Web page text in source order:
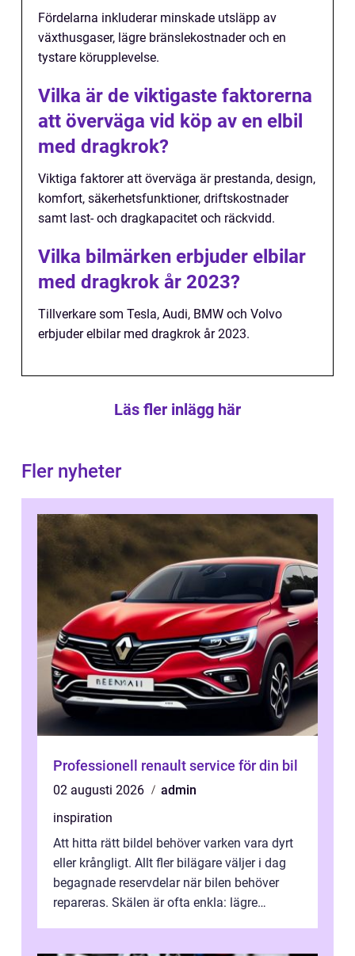
Fördelarna inkluderar minskade utsläpp av
växthusgaser, lägre bränslekostnader och en
tystare körupplevelse.
Vilka är de viktigaste faktorerna
att överväga vid köp av en elbil
med dragkrok?
Viktiga faktorer att överväga är prestanda, design,
komfort, säkerhetsfunktioner, driftskostnader
samt last- och dragkapacitet och räckvidd.
Vilka bilmärken erbjuder elbilar
med dragkrok år 2023?
Tillverkare som Tesla, Audi, BMW och Volvo
erbjuder elbilar med dragkrok år 2023.
Läs fler inlägg här
Fler nyheter
Professionell renault service för din bil
02 augusti 2026
admin
inspiration
Att hitta rätt bildel behöver varken vara dyrt
eller krångligt. Allt fler bilägare väljer i dag
begagnade reservdelar när bilen behöver
repareras. Skälen är ofta enkla: lägre